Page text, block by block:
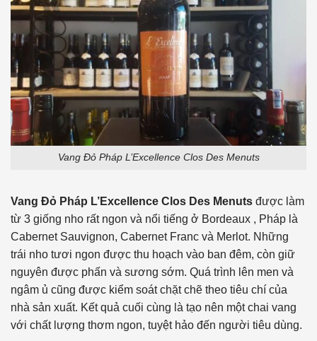
Vang Đỏ Pháp L’Excellence Clos Des Menuts
Vang Đỏ Pháp L’Excellence Clos Des Menuts được làm
từ 3 giống nho rất ngon và nổi tiếng ở Bordeaux , Pháp là
Cabernet Sauvignon, Cabernet Franc và Merlot. Những
trái nho tươi ngon được thu hoạch vào ban đêm, còn giữ
nguyên được phấn và sương sớm. Quá trình lên men và
ngâm ủ cũng được kiểm soát chặt chẽ theo tiêu chí của
nhà sản xuất. Kết quả cuối cùng là tạo nên một chai vang
với chất lượng thơm ngon, tuyệt hảo đến người tiêu dùng.